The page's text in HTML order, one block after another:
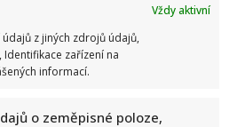
Vždy aktivní
z jiných zdrojů údajů,
zařízení na
informací.
o zeměpisné poloze,